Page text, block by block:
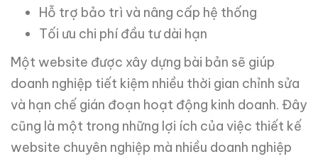
Hỗ trợ bảo trì và nâng cấp hệ thống
Tối ưu chi phí đầu tư dài hạn
Một website được xây dựng bài bản sẽ giúp
doanh nghiệp tiết kiệm nhiều thời gian chỉnh sửa
và hạn chế gián đoạn hoạt động kinh doanh. Đây
cũng là một trong những lợi ích của việc thiết kế
website chuyên nghiệp mà nhiều doanh nghiệp